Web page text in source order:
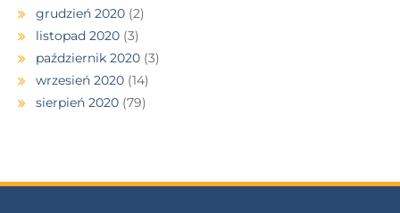
grudzień 2020 (2)
listopad 2020 (3)
październik 2020 (3)
wrzesień 2020 (14)
sierpień 2020 (79)